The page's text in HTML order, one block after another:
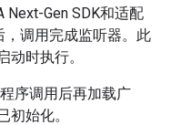
Next-Gen SDK和适配
调用完成监听器。此
动时执行。
序调用后再加载广
初始化。